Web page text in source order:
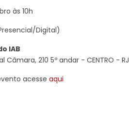
às 10h
Digital)
IAB
Câmara, 210 5º andar - CENTRO - RJ
acesse aqui